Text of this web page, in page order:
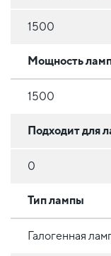
1500
Мощность
1500
Подходит для
0
Тип лампы
Галогенная